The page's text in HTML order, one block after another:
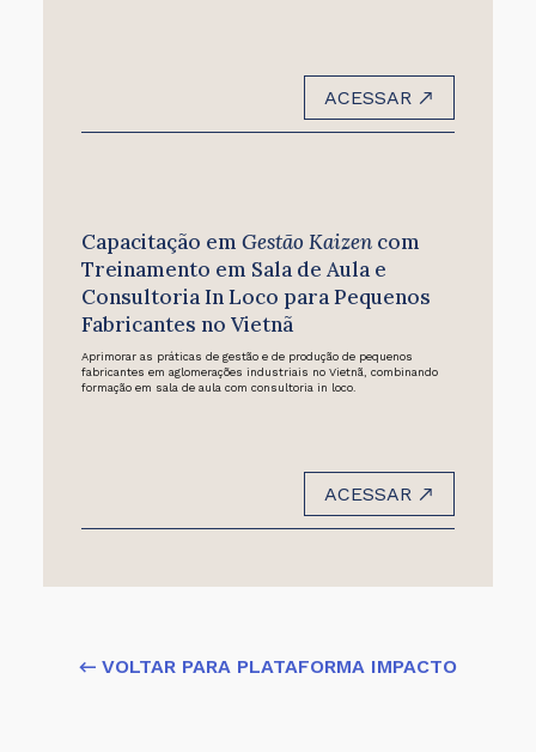
ACESSAR
Capacitação em Gestão Kaizencom
Treinamento em Sala de Aula e
Consultoria In Loco para Pequenos
Fabricantes no Vietnã
Aprimorar as práticas de gestão e de produção de pequenos
fabricantes em aglomerações industriais no Vietnã, combinando
formação em sala de aula com consultoria in loco.
ACESSAR
← VOLTAR PARA PLATAFORMA IMPACTO